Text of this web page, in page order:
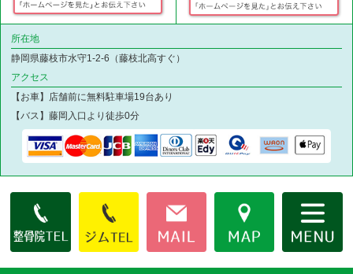
所在地
静岡県藤枝市水守1-2-6（藤枝北高すぐ）
アクセス
【お車】店舗前に無料駐車場19台あり
【バス】藤岡入口より徒歩0分